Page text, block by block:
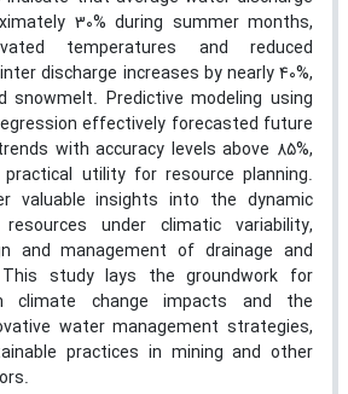
30% during summer months,
temperatures and reduced
discharge increases by nearly 40%,
snowmelt. Predictive modeling using
effectively forecasted future
with accuracy levels above 85%,
utility for resource planning.
valuable insights into the dynamic
under climatic variability,
and management of drainage and
study lays the groundwork for
climate change impacts and the
water management strategies,
practices in mining and other